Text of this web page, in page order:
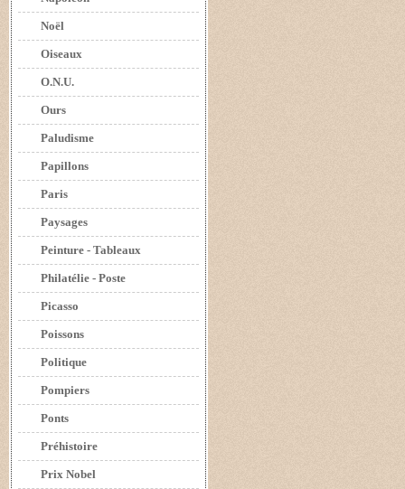
Noël
Oiseaux
O.N.U.
Ours
Paludisme
Papillons
Paris
Paysages
Peinture - Tableaux
Philatélie - Poste
Picasso
Poissons
Politique
Pompiers
Ponts
Préhistoire
Prix Nobel